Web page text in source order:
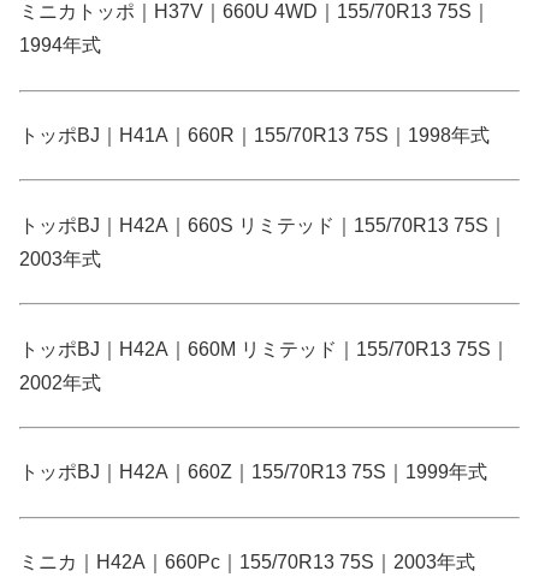
ミニカトッポ｜H37V｜660U 4WD｜155/70R13 75S｜
1994年式
トッポBJ｜H41A｜660R｜155/70R13 75S｜1998年式
トッポBJ｜H42A｜660S リミテッド｜155/70R13 75S｜
2003年式
トッポBJ｜H42A｜660M リミテッド｜155/70R13 75S｜
2002年式
トッポBJ｜H42A｜660Z｜155/70R13 75S｜1999年式
ミニカ｜H42A｜660Pc｜155/70R13 75S｜2003年式